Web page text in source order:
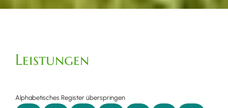
Leistungen
Alphabetisches Register überspringen